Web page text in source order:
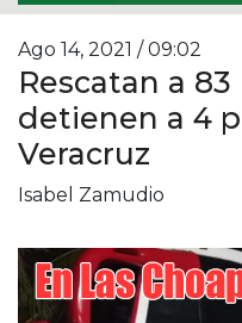
Ago 14, 2021 / 09:02
Rescatan a
detienen a 4
Veracruz
Isabel Zamudio